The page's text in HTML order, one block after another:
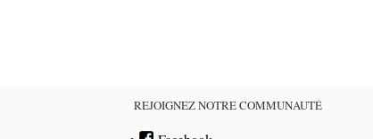
REJOIGNEZ NOTRE COMMUNAUTÉ